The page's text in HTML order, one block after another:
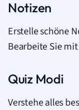
Notizen
Erstelle schöne
Bearbeite Sie
Quiz Modi
Verstehe alles